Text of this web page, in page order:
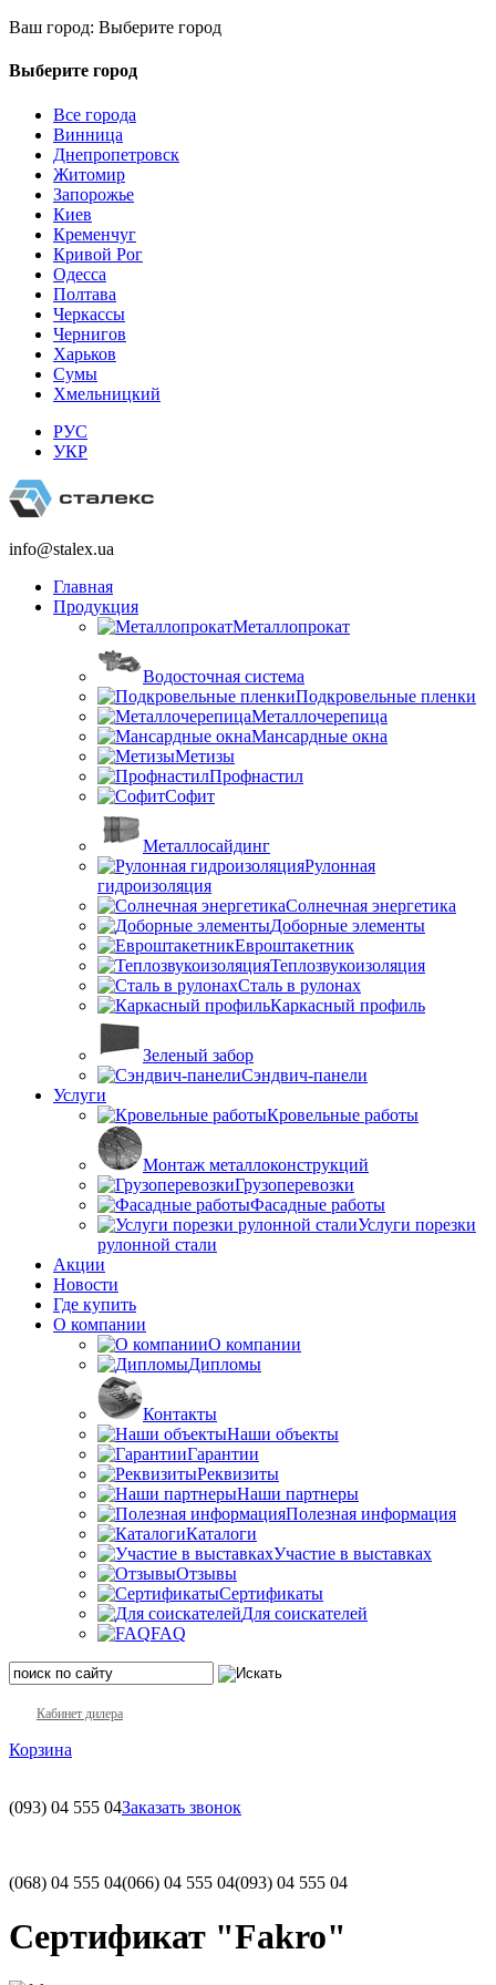
Ваш город: Выберите город
Выберите город
Все города
Винница
Днепропетровск
Житомир
Запорожье
Киев
Кременчуг
Кривой Рог
Одесса
Полтава
Черкассы
Чернигов
Харьков
Сумы
Хмельницкий
РУС
УКР
info@stalex.ua
Главная
Продукция
Металлопрокат
Водосточная система
Подкровельные пленки
Металлочерепица
Мансардные окна
Метизы
Профнастил
Софит
Металлосайдинг
Рулонная
гидроизоляция
Солнечная энергетика
Доборные элементы
Евроштакетник
Теплозвукоизоляция
Сталь в рулонах
Каркасный профиль
Зеленый забор
Сэндвич-панели
Услуги
Кровельные работы
Монтаж металлоконструкций
Грузоперевозки
Фасадные работы
Услуги порезки
рулонной стали
Акции
Новости
Где купить
О компании
О компании
Дипломы
Контакты
Наши объекты
Гарантии
Реквизиты
Наши партнеры
Полезная информация
Каталоги
Участие в выставках
Отзывы
Сертификаты
Для соискателей
FAQ
Кабинет дилера
Корзина
(093) 04 555 04Заказать звонок
(068) 04 555 04(066) 04 555 04(093) 04 555 04
Сертификат "Fakro"